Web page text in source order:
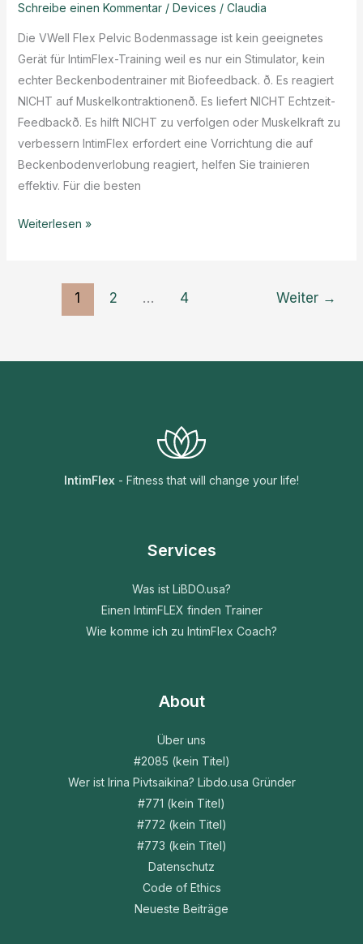
Schreibe einen Kommentar / Devices / Claudia
Die VWell Flex Pelvic Bodenmassage ist kein geeignetes
Gerät für IntimFlex-Training weil es nur ein Stimulator, kein
echter Beckenbodentrainer mit Biofeedback. ð. Es reagiert
NICHT auf Muskelkontraktionenð. Es liefert NICHT Echtzeit-
Feedbackð. Es hilft NICHT zu verfolgen oder Muskelkraft zu
verbessern IntimFlex erfordert eine Vorrichtung die auf
Beckenbodenverlobung reagiert, helfen Sie trainieren
effektiv. Für die besten
Warum
Weiterlesen »
1 2 … 4 Weiter →
IntimFlex - Fitness that will change your life!
Services
Was ist LiBDO.usa?
Einen IntimFLEX finden Trainer
Wie komme ich zu IntimFlex Coach?
About
Über uns
#2085 (kein Titel)
Wer ist Irina Pivtsaikina? Libdo.usa Gründer
#771 (kein Titel)
#772 (kein Titel)
#773 (kein Titel)
Datenschutz
Code of Ethics
Neueste Beiträge